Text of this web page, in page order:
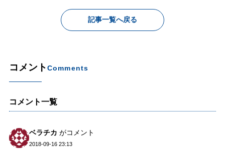
記事一覧へ戻る
コメントComments
コメント一覧
ベラチカ がコメント
2018-09-16 23:13